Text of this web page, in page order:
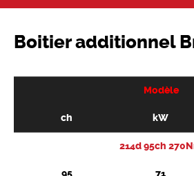
Boitier additionnel
Modèle
ch kW
214d 95ch
95 71